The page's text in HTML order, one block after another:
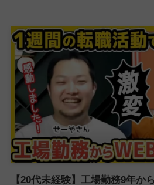
【20代未経験】工場勤務9年か